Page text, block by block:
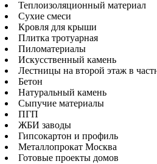
Теплоизоляционный материал
Сухие смеси
Кровля для крыши
Плитка тротуарная
Пиломатериалы
Искусственный камень
Лестницы на второй этаж в
Бетон
Натуральный камень
Сыпучие материалы
ПГП
ЖБИ заводы
Гипсокартон и профиль
Металлопрокат Москва
Готовые проекты домов